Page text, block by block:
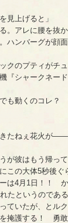
見上げると」
。アレに腰を抜
ハンバーグが顔
クのプティがチ
『シャークネー
も動くのコレ？
たねぇ花火が
彼はもう帰っ
の大体5秒後ぐ
は4月1日！！ か
たというのであ
いたが、とルク
掩護する！ 勇敢